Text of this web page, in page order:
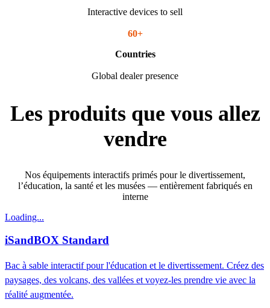
Interactive devices to sell
60+
Countries
Global dealer presence
Les produits que vous allez
vendre
Nos équipements interactifs primés pour le divertissement,
l’éducation, la santé et les musées — entièrement fabriqués en
interne
Loading...
iSandBOX Standard
Bac à sable interactif pour l'éducation et le divertissement. Créez des
paysages, des volcans, des vallées et voyez-les prendre vie avec la
réalité augmentée.